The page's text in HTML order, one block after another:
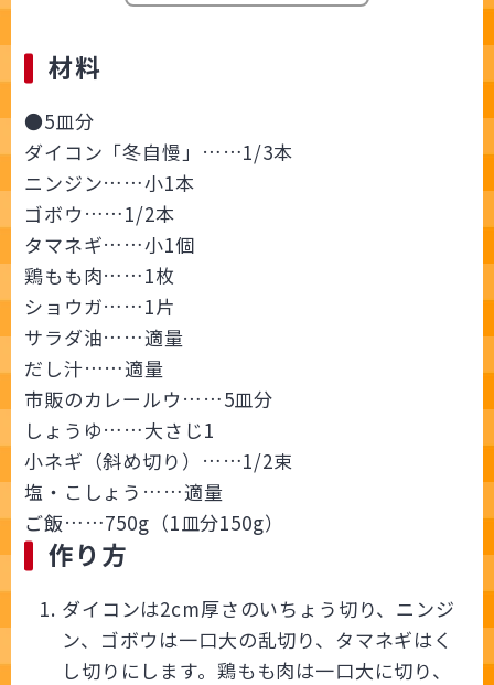
材料
●5皿分
ダイコン「冬自慢」……1/3本
ニンジン……小1本
ゴボウ……1/2本
タマネギ……小1個
鶏もも肉……1枚
ショウガ……1片
サラダ油……適量
だし汁……適量
市販のカレールウ……5皿分
しょうゆ……大さじ1
小ネギ（斜め切り）……1/2束
塩・こしょう……適量
ご飯……750g（1皿分150g）
作り方
ダイコンは2cm厚さのいちょう切り、ニンジ
ン、ゴボウは一口大の乱切り、タマネギはく
し切りにします。鶏もも肉は一口大に切り、